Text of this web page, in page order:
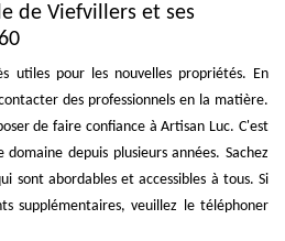
de Viefvillers et ses
utiles pour les nouvelles propriétés. En
des professionnels en la matière.
de faire confiance à Artisan Luc. C'est
depuis plusieurs années. Sachez
sont abordables et accessibles à tous. Si
supplémentaires, veuillez le téléphoner